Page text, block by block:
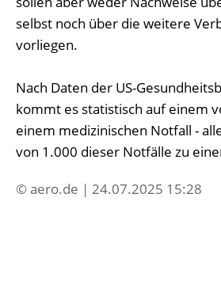
selbst noch über die weitere
vorliegen.
Nach Daten der US-
kommt es statistisch auf einem
einem medizinischen Notfall -
von 1.000 dieser Notfälle zu
© aero.de | 24.07.2025 15:28